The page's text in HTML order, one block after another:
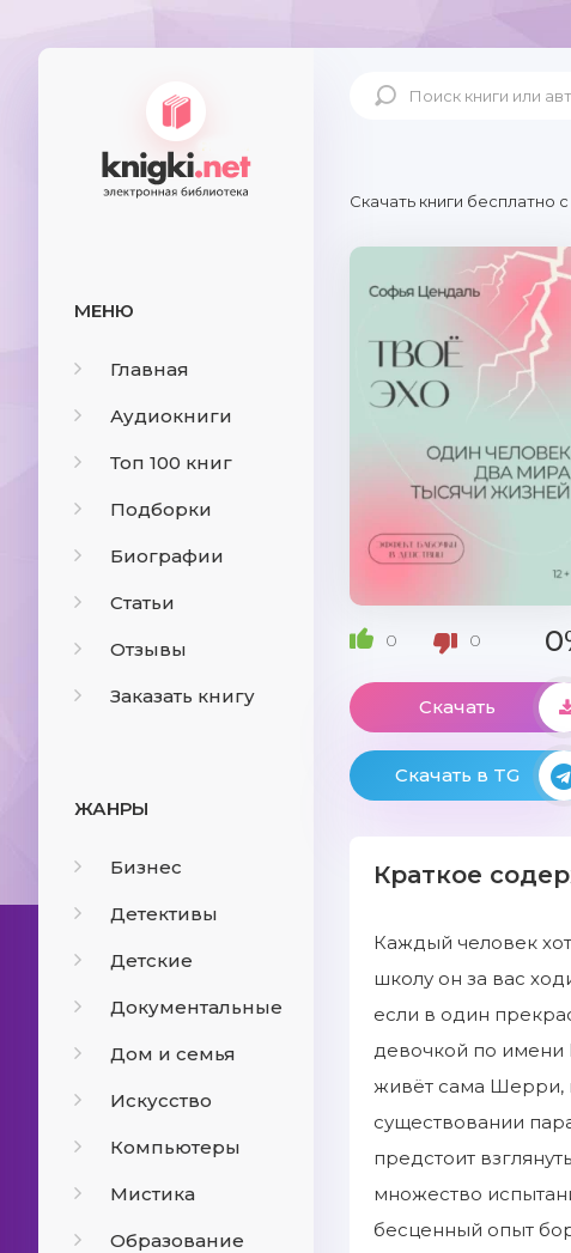
МЕНЮ
Главная
Аудиокниги
Топ 100 книг
Подборки
Биографии
Статьи
Отзывы
Заказать книгу
ЖАНРЫ
Бизнес
Детективы
Детские
Документальные
Дом и семья
Искусство
Компьютеры
Мистика
Образование
Скачать книги бесплатно c
0 0
Скачать
Скачать в TG
Краткое
Каждый человек
школу он за вас
если в один
девочкой по имени
живёт сама Шерри,
существовании
предстоит
множество
бесценный опыт